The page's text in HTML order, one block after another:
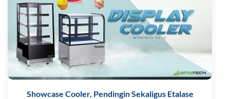
Showcase Cooler, Pendingin Sekaligus Etalase